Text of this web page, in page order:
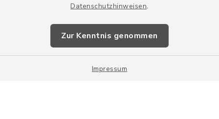
Datenschutzhinweisen.
Zur Kenntnis genommen
Impressum
Impressum
Sitemap